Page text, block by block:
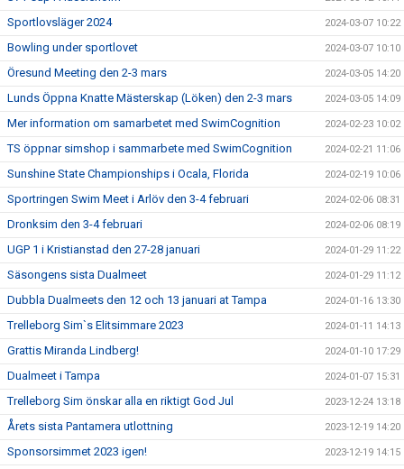
Sportlovsläger 2024 2024-03-07 10:22
Bowling under sportlovet 2024-03-07 10:10
Öresund Meeting den 2-3 mars 2024-03-05 14:20
Lunds Öppna Knatte Mästerskap (Löken) den 2-3 mars 2024-03-05 14:09
Mer information om samarbetet med SwimCognition 2024-02-23 10:02
TS öppnar simshop i sammarbete med SwimCognition 2024-02-21 11:06
Sunshine State Championships i Ocala, Florida 2024-02-19 10:06
Sportringen Swim Meet i Arlöv den 3-4 februari 2024-02-06 08:31
Dronksim den 3-4 februari 2024-02-06 08:19
UGP 1 i Kristianstad den 27-28 januari 2024-01-29 11:22
Säsongens sista Dualmeet 2024-01-29 11:12
Dubbla Dualmeets den 12 och 13 januari at Tampa 2024-01-16 13:30
Trelleborg Sim`s Elitsimmare 2023 2024-01-11 14:13
Grattis Miranda Lindberg! 2024-01-10 17:29
Dualmeet i Tampa 2024-01-07 15:31
Trelleborg Sim önskar alla en riktigt God Jul 2023-12-24 13:18
Årets sista Pantamera utlottning 2023-12-19 14:20
Sponsorsimmet 2023 igen! 2023-12-19 14:15